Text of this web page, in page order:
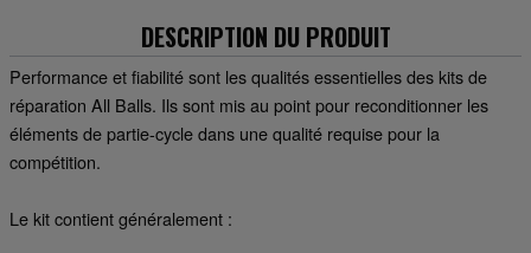
DESCRIPTION DU PRODUIT
Performance et fiabilité sont les qualités essentielles des kits de
réparation All Balls. Ils sont mis au point pour reconditionner les
éléments de partie-cycle dans une qualité requise pour la
compétition.
Le kit contient généralement :